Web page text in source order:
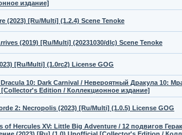
издание]
(2023) [Ru/Multi] (1.2.4) Scene Tenoke
(2019) [Ru/Multi] (20231030/dlc) Scene Tenoke
[Ru/Multi] (1.0rc2) License GOG
10: Dark Carnival / Невероятный Дракула 10:
Edition / Коллекционное издание]
2: Necropolis (2023) [Ru/Multi] (1.0.5) License GOG
of Hercules XV: Little Big Adventure / 12 подвигов